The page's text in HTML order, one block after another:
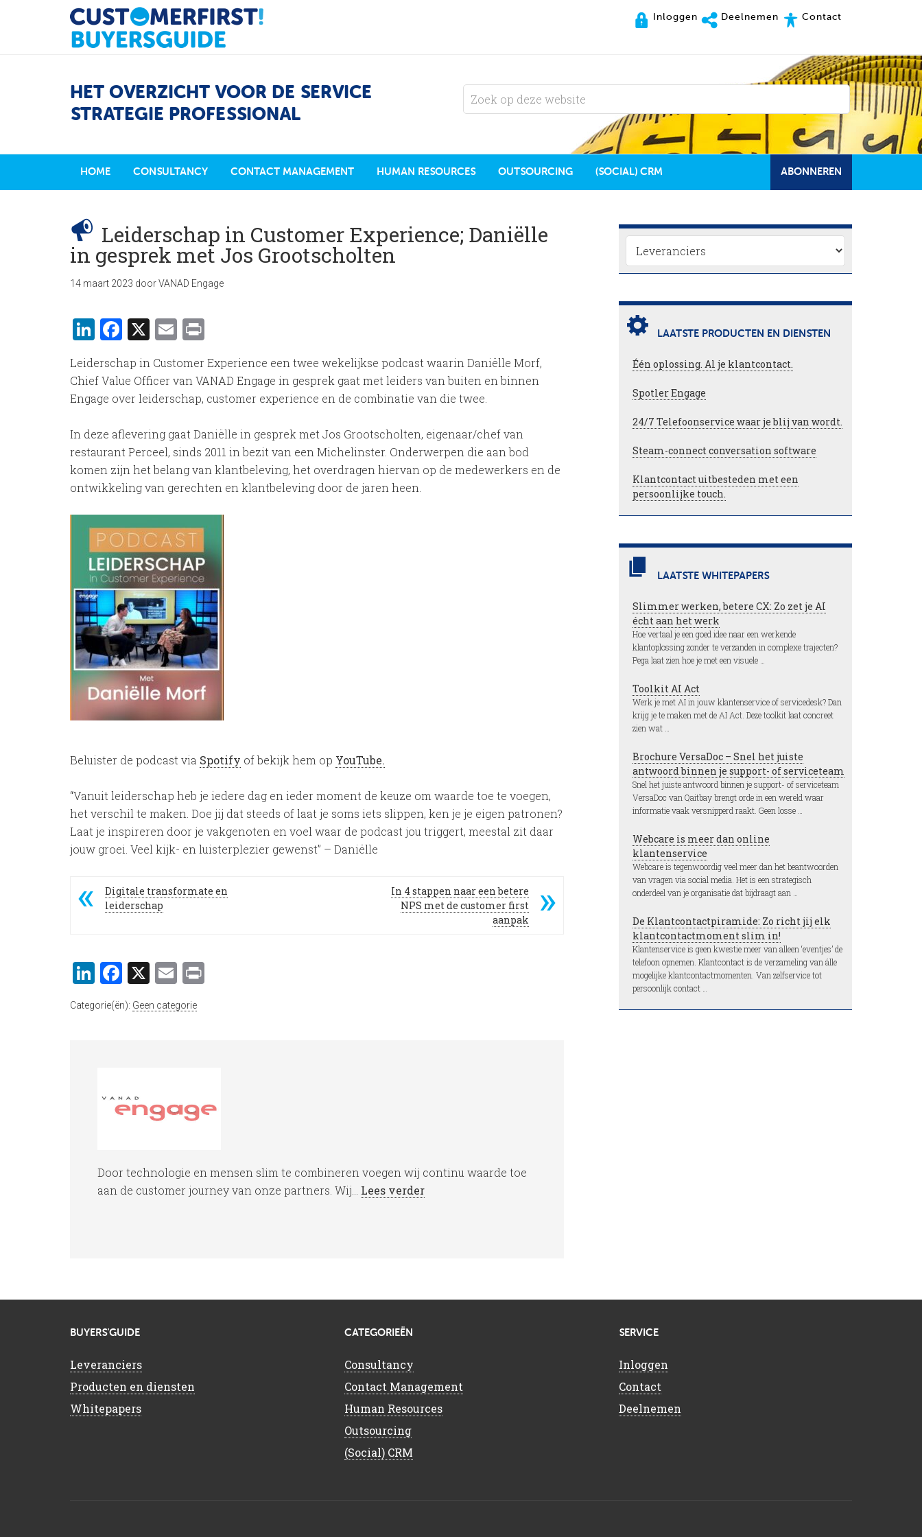
Inloggen Deelnemen Contact
HET OVERZICHT VOOR DE SERVICE
STRATEGIE PROFESSIONAL
HOME CONSULTANCY CONTACT MANAGEMENT HUMAN RESOURCES OUTSOURCING (SOCIAL) CRM ABONNEREN
Leiderschap in Customer Experience; Daniëlle
in gesprek met Jos Grootscholten
14 maart 2023 doorVANAD Engage
LinkedIn
Facebook
X Email
Leiderschap in Customer Experience een twee wekelijkse podcast waarin Daniëlle Morf,
Chief Value Officer van VANAD Engage in gesprek gaat met leiders van buiten en binnen
Engage over leiderschap, customer experience en de combinatie van die twee.
In deze aflevering gaat Daniëlle in gesprek met Jos Grootscholten, eigenaar/chef van
restaurant Perceel, sinds 2011 in bezit van een Michelinster. Onderwerpen die aan bod
komen zijn het belang van klantbeleving, het overdragen hiervan op de medewerkers en de
ontwikkeling van gerechten en klantbeleving door de jaren heen.
Beluister de podcast via Spotify of bekijk hem op YouTube.
“Vanuit leiderschap heb je iedere dag en ieder moment de keuze om waarde toe te voegen,
het verschil te maken. Doe jij dat steeds of laat je soms iets slippen, ken je je eigen patronen?
Laat je inspireren door je vakgenoten en voel waar de podcast jou triggert, meestal zit daar
jouw groei. Veel kijk- en luisterplezier gewenst” – Daniëlle
Digitale transformate en
leiderschap
In 4 stappen naar een betere
NPS met de customer first
aanpak
LinkedIn
Facebook
X Email
Categorie(ën): Geen categorie
Door technologie en mensen slim te combineren voegen wij continu waarde toe
aan de customer journey van onze partners. Wij... Lees verder
LAATSTE PRODUCTEN EN DIENSTEN
Één oplossing. Al je klantcontact.
Spotler Engage
24/7 Telefoonservice waar je blij van wordt.
Steam-connect conversation software
Klantcontact uitbesteden met een
persoonlijke touch.
LAATSTE WHITEPAPERS
Slimmer werken, betere CX: Zo zet je AI
écht aan het werk
Hoe vertaal je een goed idee naar een werkende
klantoplossing zonder te verzanden in complexe trajecten?
Pega laat zien hoe je met een visuele …
Toolkit AI Act
Werk je met AI in jouw klantenservice of servicedesk? Dan
krijg je te maken met de AI Act. Deze toolkit laat concreet
zien wat …
Brochure VersaDoc – Snel het juiste
antwoord binnen je support- of serviceteam
Snel het juiste antwoord binnen je support- of serviceteam
VersaDoc van Qaitbay brengt orde in een wereld waar
informatie vaak versnipperd raakt. Geen losse …
Webcare is meer dan online
klantenservice
Webcare is tegenwoordig veel meer dan het beantwoorden
van vragen via social media. Het is een strategisch
onderdeel van je organisatie dat bijdraagt aan …
De Klantcontactpiramide: Zo richt jij elk
klantcontactmoment slim in!
Klantenservice is geen kwestie meer van alleen ‘eventjes’ de
telefoon opnemen. Klantcontact is de verzameling van álle
mogelijke klantcontactmomenten. Van zelfservice tot
persoonlijk contact …
BUYERS’GUIDE
Leveranciers
Producten en diensten
Whitepapers
CATEGORIEËN
Consultancy
Contact Management
Human Resources
Outsourcing
(Social) CRM
SERVICE
Inloggen
Contact
Deelnemen